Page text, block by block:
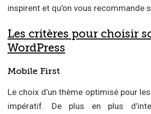
inspirent et qu’on vous recommande
Les critères pour choisir
WordPress
Mobile First
Le choix d’un thème optimisé pour
impératif. De plus en plus